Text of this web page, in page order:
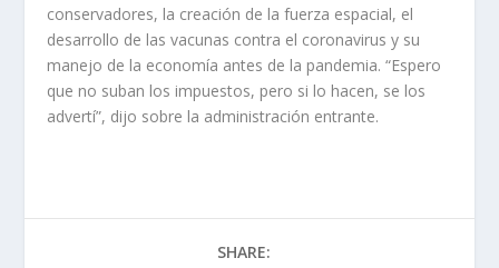
conservadores, la creación de la fuerza espacial, el
desarrollo de las vacunas contra el coronavirus y su
manejo de la economía antes de la pandemia. “Espero
que no suban los impuestos, pero si lo hacen, se los
advertí”, dijo sobre la administración entrante.
SHARE: